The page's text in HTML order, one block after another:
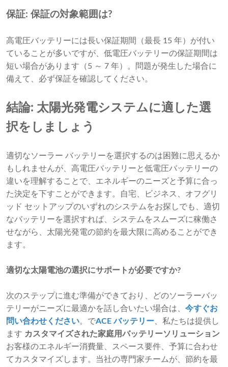
保証: 保証の対象範囲は?
高電圧バッテリーには長い保証期間（最長 15 年）が付い
ていることが多いですが、低電圧バッテリーの保証期間は
短い場合があります（5 ～ 7 年）。問題が発生した場合に
備えて、必ず保証を確認してください。
結論: 太陽光発電システムに適した選
択をしましょう
適切なソーラー バッテリーを選択するのは困難に思えるか
もしれませんが、高電圧バッテリーと低電圧バッテリーの
違いを理解することで、エネルギーのニーズと予算に合っ
た決定を下すことができます。自宅、ビジネス、オフグリ
ッド セットアップのいずれのシステムをお探しでも、適切
なバッテリーを選択すれば、システムをスムーズに稼働さ
せながら、太陽光発電の節約を最大限に高めることができ
ます。
適切な太陽電池の選択にサポートが必要ですか?
次のステップに進む準備ができており、どのソーラーバッ
テリーがニーズに最適かを話し合いたい場合は、 今すぐお
問い合わせください。でACE バッテリー 、私たちは提供し
ます カスタマイズされた家庭用バッテリーソリューション
お客様のエネルギー消費量、スペース要件、予算に合わせ
てカスタマイズします。当社の専門家チームが、節約を最